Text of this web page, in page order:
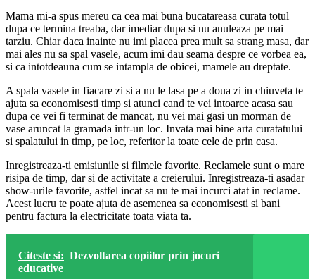
Mama mi-a spus mereu ca cea mai buna bucatareasa curata totul
dupa ce termina treaba, dar imediar dupa si nu anuleaza pe mai
tarziu. Chiar daca inainte nu imi placea prea mult sa strang masa, dar
mai ales nu sa spal vasele, acum imi dau seama despre ce vorbea ea,
si ca intotdeauna cum se intampla de obicei, mamele au dreptate.
A spala vasele in fiacare zi si a nu le lasa pe a doua zi in chiuveta te
ajuta sa economisesti timp si atunci cand te vei intoarce acasa sau
dupa ce vei fi terminat de mancat, nu vei mai gasi un morman de
vase aruncat la gramada intr-un loc. Invata mai bine arta curatatului
si spalatului in timp, pe loc, referitor la toate cele de prin casa.
Inregistreaza-ti emisiunile si filmele favorite. Reclamele sunt o mare
risipa de timp, dar si de activitate a creierului. Inregistreaza-ti asadar
show-urile favorite, astfel incat sa nu te mai incurci atat in reclame.
Acest lucru te poate ajuta de asemenea sa economisesti si bani
pentru factura la electricitate toata viata ta.
Citeste si: Dezvoltarea copiilor prin jocuri
educative